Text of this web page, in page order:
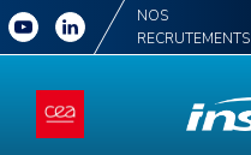
NOS
RECRUTEMENTS